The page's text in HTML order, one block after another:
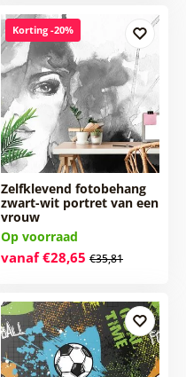
Korting -20%
Zelfklevend fotobehang
zwart-wit portret van een
vrouw
Op voorraad
vanaf €28,65 €35,81